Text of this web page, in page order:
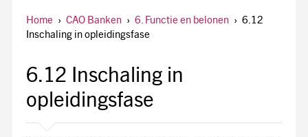
Home › CAO Banken › 6. Functie en belonen › 6.12
Inschaling in opleidingsfase
6.12 Inschaling in
opleidingsfase